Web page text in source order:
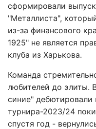
сформировали
"Металлиста",
из-за финансового
1925" не является
клуба из Харькова.
Команда
любителей до элиты.
синие" дебютировали
турнира-2023/24
спустя год -